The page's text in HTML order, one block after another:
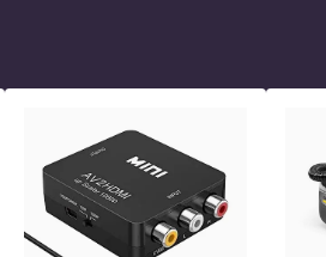
3020ce8d-26ac-58e9-9b4d-